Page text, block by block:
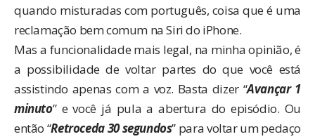
quando misturadas com português, coisa que é uma
reclamação bem comum na Siri do iPhone.
Mas a funcionalidade mais legal, na minha opinião, é
a possibilidade de voltar partes do que você está
assistindo apenas com a voz. Basta dizer “Avançar 1
minuto” e você já pula a abertura do episódio. Ou
então “Retroceda 30 segundos” para voltar um pedaço